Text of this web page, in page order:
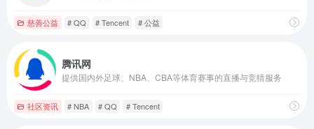
慈善公益 # QQ # Tencent # 公益
腾讯网
提供国内外足球、NBA、CBA等体育赛事的直播与竞猜服务
社区资讯 # NBA # QQ # Tencent